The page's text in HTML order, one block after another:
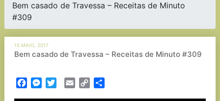
Bem casado de Travessa – Receitas de Minuto
#309
15 MAIO, 2017
Bem casado de Travessa – Receitas de Minuto #309
FacebookMessenger
TwitterEmail Copy